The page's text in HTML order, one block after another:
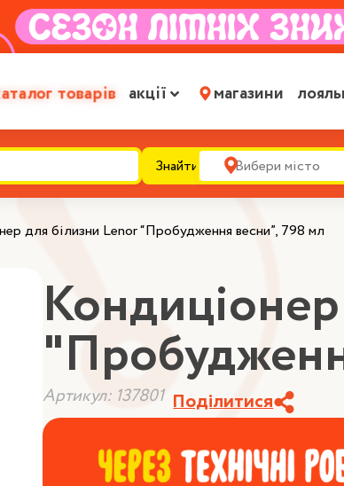
товарів акції магазини
Знайти
для білизни Lenor “Пробудження весни”, 798 мл
Артикул: 137801 Поділитися